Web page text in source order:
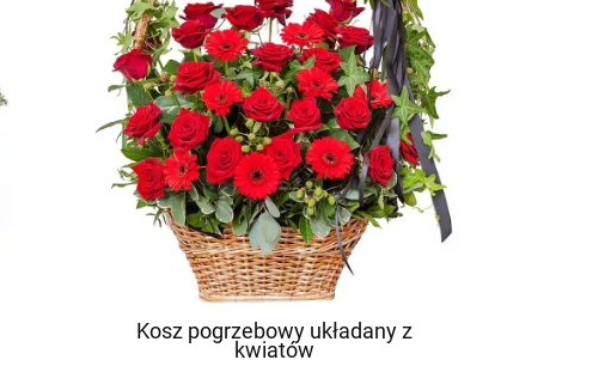
Kosz pogrzebowy układany z
kwiatów